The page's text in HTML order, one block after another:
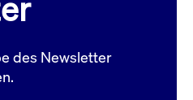
des Newsletter